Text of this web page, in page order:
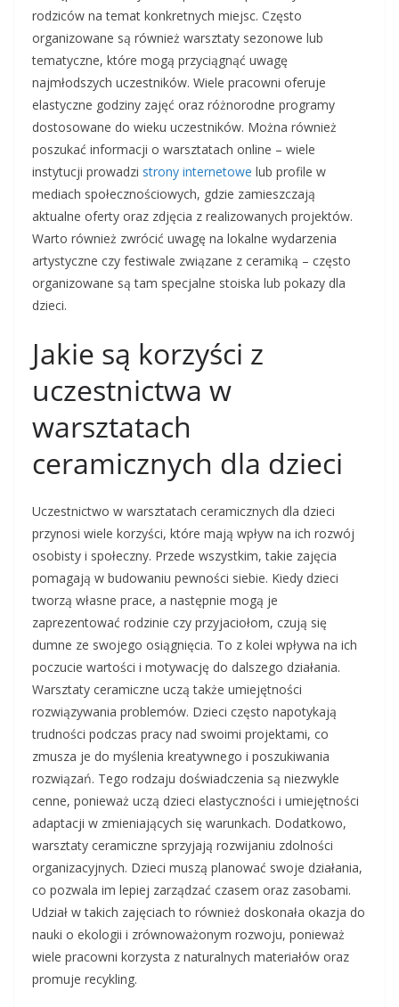
rodziców na temat konkretnych miejsc. Często
organizowane są również warsztaty sezonowe lub
tematyczne, które mogą przyciągnąć uwagę
najmłodszych uczestników. Wiele pracowni oferuje
elastyczne godziny zajęć oraz różnorodne programy
dostosowane do wieku uczestników. Można również
poszukać informacji o warsztatach online – wiele
instytucji prowadzi strony internetowe lub profile w
mediach społecznościowych, gdzie zamieszczają
aktualne oferty oraz zdjęcia z realizowanych projektów.
Warto również zwrócić uwagę na lokalne wydarzenia
artystyczne czy festiwale związane z ceramiką – często
organizowane są tam specjalne stoiska lub pokazy dla
dzieci.
Jakie są korzyści z
uczestnictwa w
warsztatach
ceramicznych dla dzieci
Uczestnictwo w warsztatach ceramicznych dla dzieci
przynosi wiele korzyści, które mają wpływ na ich rozwój
osobisty i społeczny. Przede wszystkim, takie zajęcia
pomagają w budowaniu pewności siebie. Kiedy dzieci
tworzą własne prace, a następnie mogą je
zaprezentować rodzinie czy przyjaciołom, czują się
dumne ze swojego osiągnięcia. To z kolei wpływa na ich
poczucie wartości i motywację do dalszego działania.
Warsztaty ceramiczne uczą także umiejętności
rozwiązywania problemów. Dzieci często napotykają
trudności podczas pracy nad swoimi projektami, co
zmusza je do myślenia kreatywnego i poszukiwania
rozwiązań. Tego rodzaju doświadczenia są niezwykle
cenne, ponieważ uczą dzieci elastyczności i umiejętności
adaptacji w zmieniających się warunkach. Dodatkowo,
warsztaty ceramiczne sprzyjają rozwijaniu zdolności
organizacyjnych. Dzieci muszą planować swoje działania,
co pozwala im lepiej zarządzać czasem oraz zasobami.
Udział w takich zajęciach to również doskonała okazja do
nauki o ekologii i zrównoważonym rozwoju, ponieważ
wiele pracowni korzysta z naturalnych materiałów oraz
promuje recykling.